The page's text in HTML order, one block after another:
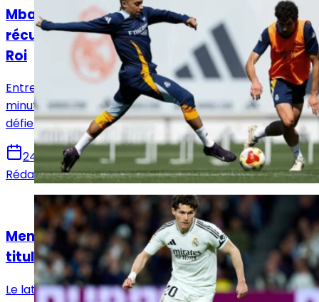
Mbappé et Mendy accélèrent leur
récupération avant la finale de Coupe du
Roi
Entre incertitudes physiques et espoirs de dernière
minute, Mbappé et Mendy espèrent être prêts pour
défier le Barça en finale de Coupe du Roi.
24 avril 2025
Rédaction Le Journal du Real
Actualités
Mendy absent, Fran García devrait être
titulaire à l'Emirates face à Arsenal
Le latéral espagnol Fran García devrait débuter mardi